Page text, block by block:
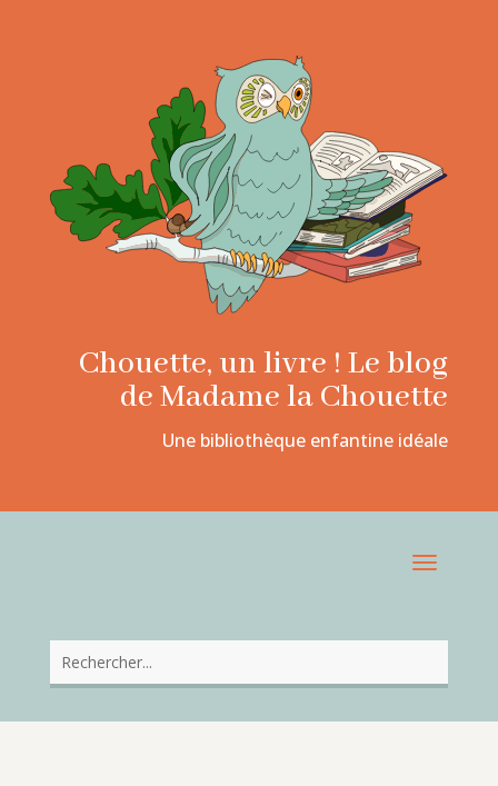
Chouette, un livre ! Le blog
de Madame la Chouette
Une bibliothèque enfantine idéale